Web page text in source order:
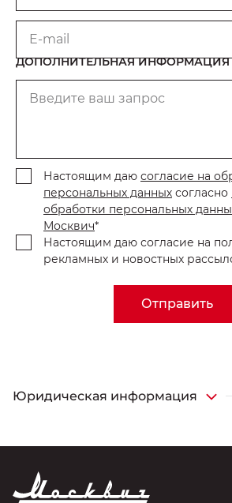
E-mail
ДОПОЛНИТЕЛЬНАЯ ИНФОРМАЦИЯ
Введите ваш запрос
Настоящим даю согласие на
персональных данных согласно
обработки персональных
Москвич*
Настоящим даю согласие на
рекламных и новостных
Отправить
Юридическая информация
информационный характер и не
Полные условия по региональной
автомобилей уточняйте у